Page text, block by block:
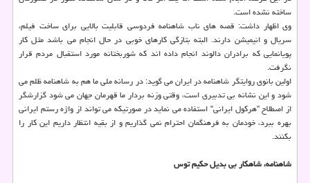
ساخته نشده است.
وی اظهار داشت: قصه های ناب شاهنامه فردوسی قابلیت بالایی برای ساخت فیلم،
سریال و انیمیشن دارند. البته بتازگی کارهای خوبی در حال انجام می باشد مثل کار
پویانمایی که برادران دالوند انجام داده اند که شوربختانه مورد استقبال مردم قرار
نگرفت.
اولین بانوی روایتگر شاهنامه در ایران می گوید: در رسانه ملی ما هم به شاهنامه ظلم می
شود و این نشانه بی تدبیری است، وقتی وزنه بردار ما قهرمان جهان می شود گزارشگر
از اصطلاح "هرکول ایرانی" استفاده می نماید در صورتیکه می تواند از واژه رستم ایرانی
بهره ببرد، خودمان به فرهنگمان احترام نمی گذاریم و از بقیه انتظار داریم این کار را
بکنند.
شاهنامه، شاهکار بی بدیل حکیم توس